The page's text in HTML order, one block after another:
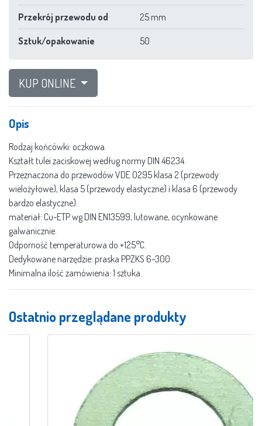
Przekrój przewodu od 25 mm
Sztuk/opakowanie 50
KUP ONLINE
Opis
Rodzaj końcówki: oczkowa.
Kształt tulei zaciskowej według normy DIN 46234.
Przeznaczona do przewodów VDE 0295 klasa 2 (przewody
wielożyłowe), klasa 5 (przewody elastyczne) i klasa 6 (przewody
bardzo elastyczne).
materiał: Cu-ETP wg DIN EN13599, lutowane, ocynkowane
galwanicznie.
Odporność temperaturowa do +125°C.
Dedykowane narzędzie: praska PPZKS 6-300.
Minimalna ilość zamówienia: 1 sztuka.
Ostatnio przeglądane produkty